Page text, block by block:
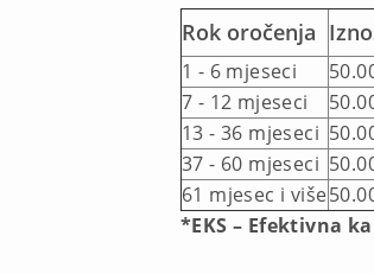
Rok oročenja
1 - 6 mjeseci
7 - 12 mjeseci
13 - 36 mjeseci
37 - 60 mjeseci
61 mjesec i više
*EKS – Efektivna